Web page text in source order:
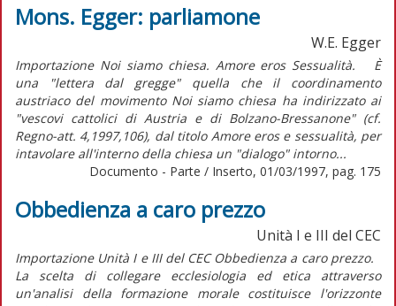
Mons. Egger: parliamone
W.E. Egger
Importazione Noi siamo chiesa. Amore eros Sessualità. È
una "lettera dal gregge" quella che il coordinamento
austriaco del movimento Noi siamo chiesa ha indirizzato ai
"vescovi cattolici di Austria e di Bolzano-Bressanone" (cf.
Regno-att. 4,1997,106), dal titolo Amore eros e sessualità, per
intavolare all'interno della chiesa un "dialogo" intorno...
Documento - Parte / Inserto, 01/03/1997, pag. 175
Obbedienza a caro prezzo
Unità I e III del CEC
Importazione Unità I e III del CEC Obbedienza a caro prezzo.
La scelta di collegare ecclesiologia ed etica attraverso
un'analisi della formazione morale costituisce l'orizzonte